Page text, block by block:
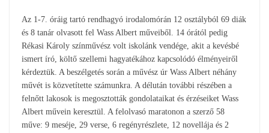
Az 1-7. óráig tartó rendhagyó irodalomórán 12 osztályból 69 diák
és 8 tanár olvasott fel Wass Albert műveiből. 14 órától pedig
Rékasi Károly színművész volt iskolánk vendége, akit a kevésbé
ismert író, költő szellemi hagyatékához kapcsolódó élményeiről
kérdeztük. A beszélgetés során a művész úr Wass Albert néhány
művét is közvetítette számunkra. A délután további részében a
felnőtt lakosok is megosztották gondolataikat és érzéseiket Wass
Albert művein keresztül. A felolvasó maratonon a szerző 58
műve: 9 meséje, 29 verse, 6 regényrészlete, 12 novellája és 2